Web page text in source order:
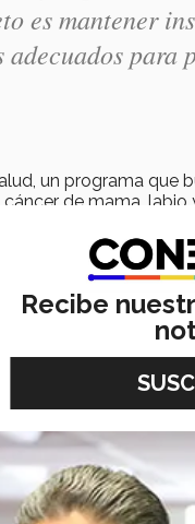
es mantener
para
un programa que
de mama,
atención médica y
en Santa
y empresas. En
carreras, así como
beneficiadas por
Recibe